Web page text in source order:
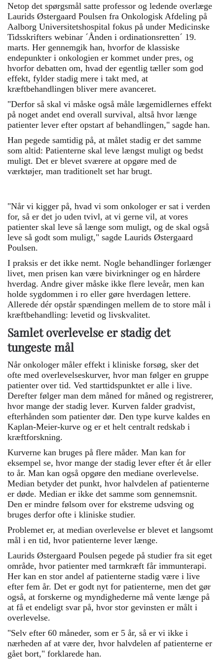
Netop det spørgsmål satte professor og ledende overlæge
Laurids Østergaard Poulsen fra Onkologisk Afdeling på
Aalborg Universitetshospital fokus på under Medicinske
Tidsskrifters webinar ´Ånden i ordinationsretten´ 19.
marts. Her gennemgik han, hvorfor de klassiske
endepunkter i onkologien er kommet under pres, og
hvorfor debatten om, hvad der egentlig tæller som god
effekt, fylder stadig mere i takt med, at
kræftbehandlingen bliver mere avanceret.
"Derfor så skal vi måske også måle lægemidlernes effekt
på noget andet end overall survival, altså hvor længe
patienter lever efter opstart af behandlingen," sagde han.
Han pegede samtidig på, at målet stadig er det samme
som altid: Patienterne skal leve længst muligt og bedst
muligt. Det er blevet sværere at opgøre med de
værktøjer, man traditionelt set har brugt.
"Når vi kigger på, hvad vi som onkologer er sat i verden
for, så er det jo uden tvivl, at vi gerne vil, at vores
patienter skal leve så længe som muligt, og de skal også
leve så godt som muligt," sagde Laurids Østergaard
Poulsen.
I praksis er det ikke nemt. Nogle behandlinger forlænger
livet, men prisen kan være bivirkninger og en hårdere
hverdag. Andre giver måske ikke flere leveår, men kan
holde sygdommen i ro eller gøre hverdagen lettere.
Allerede dér opstår spændingen mellem de to store mål i
kræftbehandling: levetid og livskvalitet.
Samlet overlevelse er stadig det
tungeste mål
Når onkologer måler effekt i kliniske forsøg, sker det
ofte med overlevelseskurver, hvor man følger en gruppe
patienter over tid. Ved starttidspunktet er alle i live.
Derefter følger man dem måned for måned og registrerer,
hvor mange der stadig lever. Kurven falder gradvist,
efterhånden som patienter dør. Den type kurve kaldes en
Kaplan-Meier-kurve og er et helt centralt redskab i
kræftforskning.
Kurverne kan bruges på flere måder. Man kan for
eksempel se, hvor mange der stadig lever efter ét år eller
to år. Man kan også opgøre den mediane overlevelse.
Median betyder det punkt, hvor halvdelen af patienterne
er døde. Median er ikke det samme som gennemsnit.
Den er mindre følsom over for ekstreme udsving og
bruges derfor ofte i kliniske studier.
Problemet er, at median overlevelse er blevet et langsomt
mål i en tid, hvor patienterne lever længe.
Laurids Østergaard Poulsen pegede på studier fra sit eget
område, hvor patienter med tarmkræft får immunterapi.
Her kan en stor andel af patienterne stadig være i live
efter fem år. Det er godt nyt for patienterne, men det gør
også, at forskerne og myndighederne må vente længe på
at få et endeligt svar på, hvor stor gevinsten er målt i
overlevelse.
"Selv efter 60 måneder, som er 5 år, så er vi ikke i
nærheden af at være der, hvor halvdelen af patienterne er
gået bort," forklarede han.